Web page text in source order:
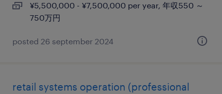
¥5,500,000 - ¥7,500,000 per year, 年収550 ～
750万円
posted 26 september 2024
retail systems operation (professional